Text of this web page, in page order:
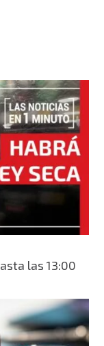
las 13:00